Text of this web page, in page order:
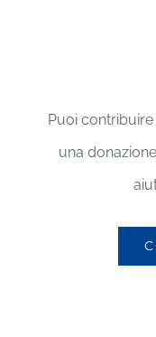
Puoi
una